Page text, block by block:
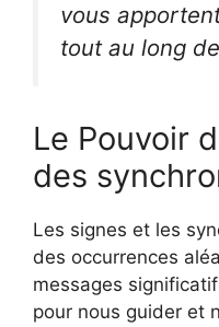
vous
tout au long
Le Pouvoir
des
Les signes et les
des occurrences
messages
pour nous guider et